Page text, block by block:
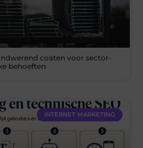
coaten voor sector-
behoeften
INTERNET MARKETING